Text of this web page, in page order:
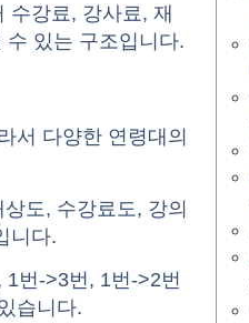
수강료, 강사료, 재
수 있는 구조입니다.
서 다양한 연령대의
도, 수강료도, 강의
니다.
번->3번, 1번->2번
습니다.